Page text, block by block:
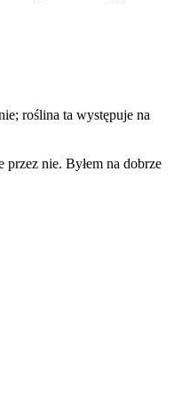
roślina ta występuje na
przez nie. Byłem na dobrze